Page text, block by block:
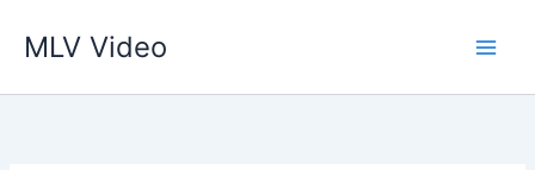
atlaMLV Video